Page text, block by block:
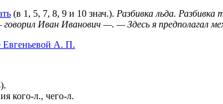
(в 1, 5, 7, 8, 9 и 10 знач.). Разбивка льда. Разбивка
Иван Иванович —. — Здесь я предполагал
Евгеньевой А. П.
кого-л., чего-л.